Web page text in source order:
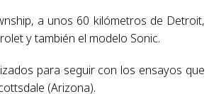
a unos 60 kilómetros de Detroit,
y también el modelo Sonic.
para seguir con los ensayos que
(Arizona).